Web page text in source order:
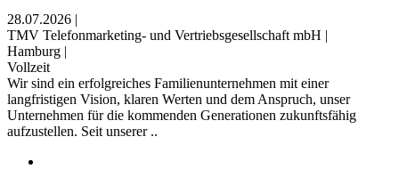
28.07.2026 |
TMV Telefonmarketing- und Vertriebsgesellschaft mbH |
Hamburg |
Vollzeit
Wir sind ein erfolgreiches Familienunternehmen mit einer
langfristigen Vision, klaren Werten und dem Anspruch, unser
Unternehmen für die kommenden Generationen zukunftsfähig
aufzustellen. Seit unserer ..